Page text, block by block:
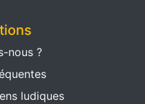
nous ?
ludiques